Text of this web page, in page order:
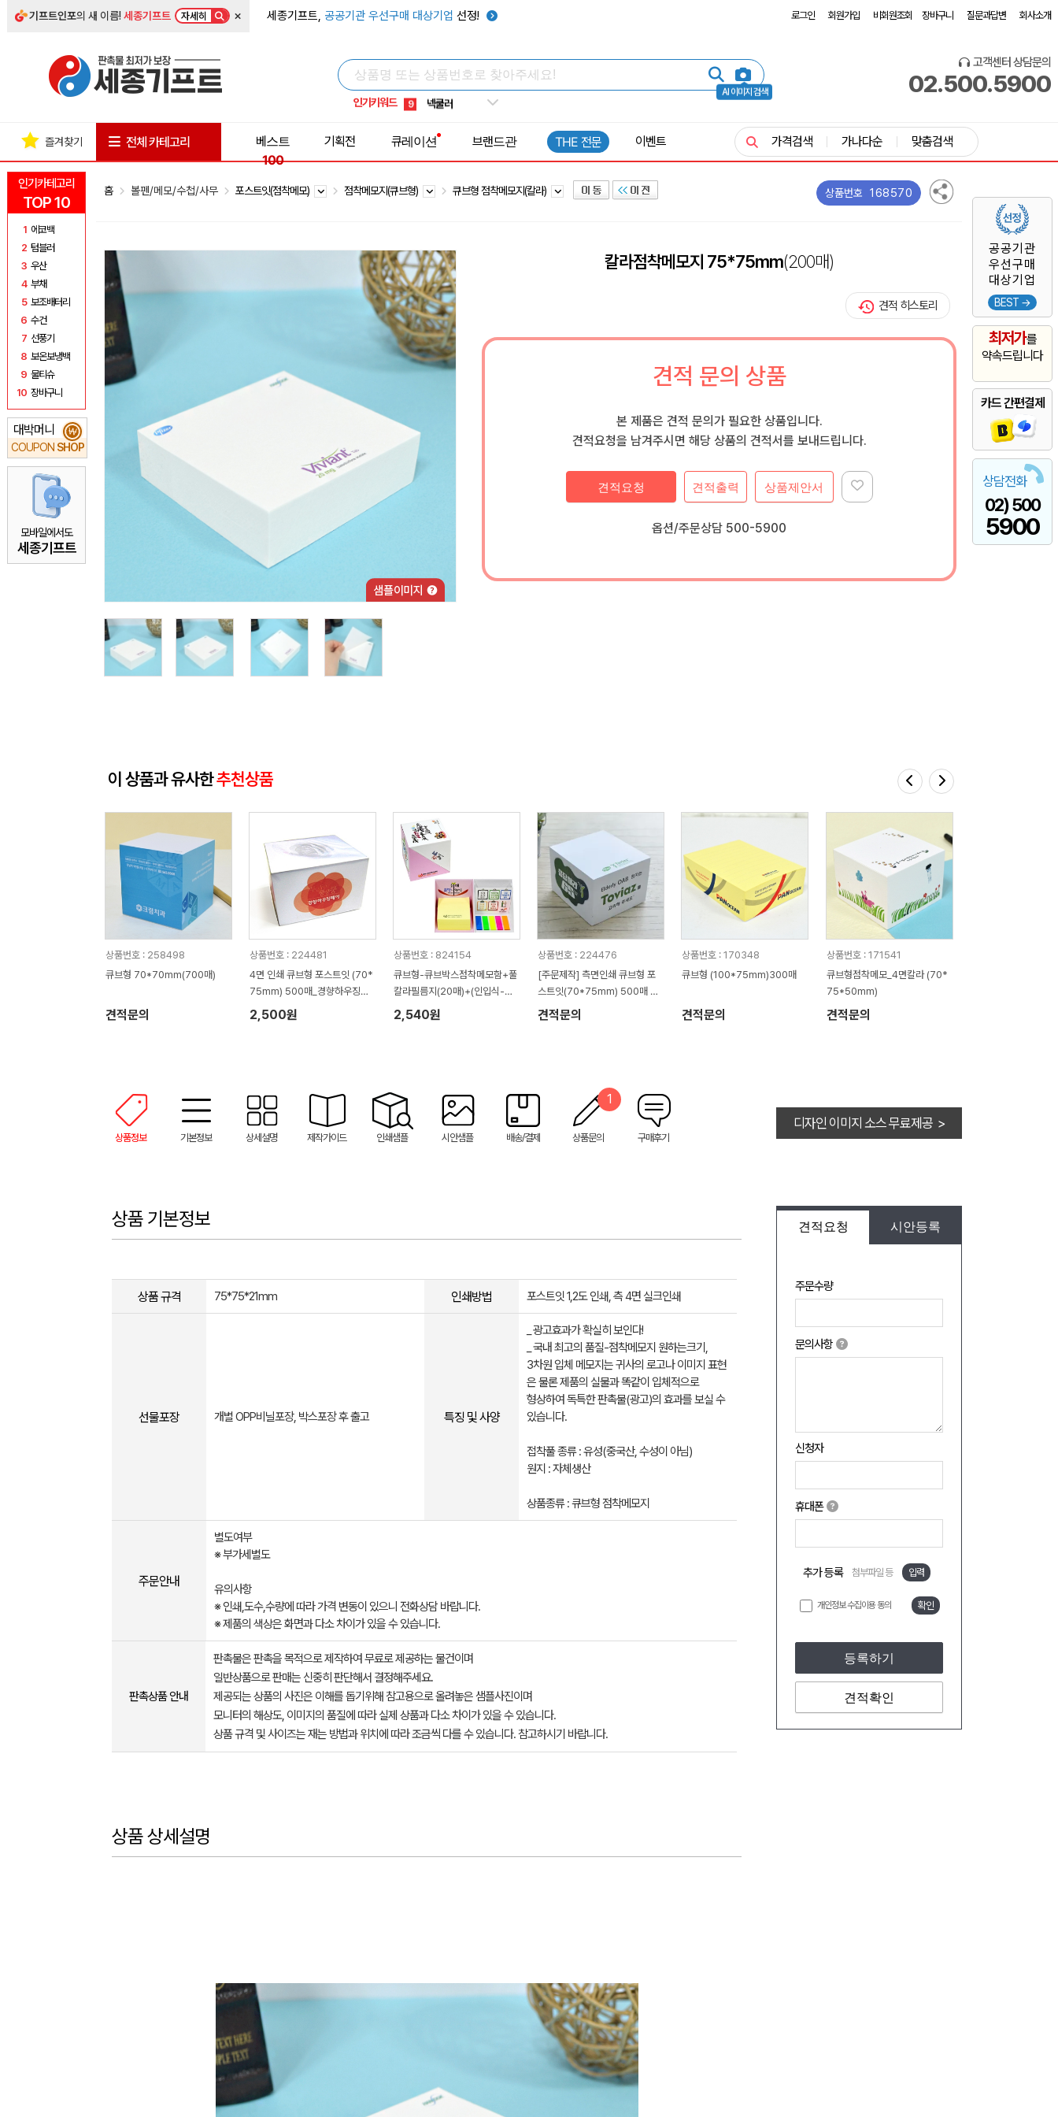
기프트인포의 새 이름!세종기프트 자세히 × 세종기프트, 공공기관 우선구매 대상기업 선정! 로그인 회원가입 비회원조회 장바구니 질문과답변 회사소개
AI 이미지 검색
인기키워드
5 키캡
8 쿨토시
9 넥쿨러
1 선풍기
고객센터 상담문의
02.500.5900
인기카테고리
TOP 10
1 에코백
2 텀블러
3 우산
4 부채
5 보조배터리
6 수건
7 선풍기
8 보온보냉백
9 물티슈
10 장바구니
대박머니
COUPON SHOP
₩
모바일에서도
세종기프트
공공기관
우선구매
대상기업
BEST →
최저가를
약속드립니다
카드 간편결제
상담전화
02) 500
5900
즐겨찾기 전체 카테고리
베스트
100
기획전 큐레이션 브랜드관 THE 전문 이벤트 가격검색 가나다순 맞춤검색
홈 볼펜/메모/수첩/사무 포스트잇(점착메모) 점착메모지(큐브형) 큐브형 점착메모지(칼라) 상품번호 168570
칼라점착메모지 75*75mm(200매)
견적 히스토리
견적 문의 상품
본 제품은 견적 문의가 필요한 상품입니다.
견적요청을 남겨주시면 해당 상품의 견적서를 보내드립니다.
견적요청 상품제안서
견적출력
옵션/주문상담 500-5900
이 상품과 유사한추천상품
상품번호 : 258498
큐브형 70*70mm(700매)
견적문의
상품번호 : 224481
4면 인쇄 큐브형 포스트잇 (70*
75mm) 500매_경향하우징페
어
2,500원
상품번호 : 824154
큐브형-큐브박스점착메모함+풀
칼라필름지(20매)+(인입식-내
장형자석)
2,540원
상품번호 : 224476
[주문제작] 측면인쇄 큐브형 포
스트잇(70*75mm) 500매 모
음
견적문의
상품번호 : 170348
큐브형 (100*75mm)300매
견적문의
상품번호 : 171541
큐브형점착메모_4면칼라 (70*
75*50mm)
견적문의
상품정보 기본정보 상세설명 제작가이드 인쇄샘플 시안샘플 배송/결제 상품문의
1
구매후기
디자인 이미지 소스 무료제공 >
견적요청 시안등록
주문수량
문의사항
신청자
휴대폰
추가 등록 첨부파일 등 입력
개인정보 수집이용 동의 확인
등록하기
견적확인
상품 기본정보
상품 규격 75*75*21mm 인쇄방법 포스트잇 1,2도 인쇄, 측 4면 실크인쇄
선물포장 개별 OPP비닐포장, 박스포장 후 출고 특징 및 사양
_ 광고효과가 확실히 보인다!
_ 국내 최고의 품질-점착메모지 원하는크기,
3차원 입체 메모지는 귀사의 로고나 이미지 표현
은 물론 제품의 실물과 똑같이 입체적으로
형상하여 독특한 판촉물(광고)의 효과를 보실 수
있습니다.
접착풀 종류 : 유성(중국산, 수성이 아님)
원지 : 자체생산
상품종류 : 큐브형 점착메모지
주문안내
별도여부
※​ 부가세별도​
유의사항
※ 인쇄,도수,수량에 따라 가격 변동이 있으니 전화상담 바랍니다.
※ 제품의 색상은 화면과 다소 차이가 있을 수 있습니다.
판촉상품 안내
판촉물은 판촉을 목적으로 제작하여 무료로 제공하는 물건이며
일반상품으로 판매는 신중히 판단해서 결정해주세요.
제공되는 상품의 사진은 이해를 돕기위해 참고용으로 올려놓은 샘플사진이며
모니터의 해상도, 이미지의 품질에 따라 실제 상품과 다소 차이가 있을 수 있습니다.
상품 규격 및 사이즈는 재는 방법과 위치에 따라 조금씩 다를 수 있습니다. 참고하시기 바랍니다.
상품 상세설명